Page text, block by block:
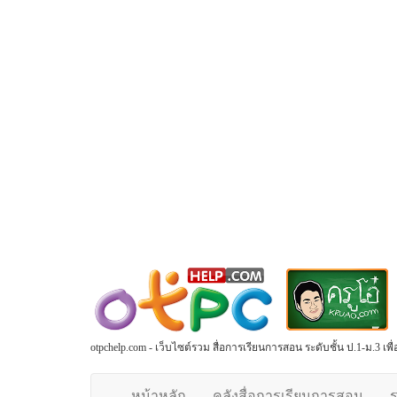
otpchelp.com - เว็บไซต์รวม สื่อการเรียนการสอน ระดับชั้น ป.1-ม.3 เ